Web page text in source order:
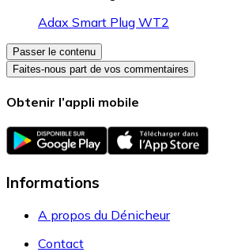
Adax Smart Plug WT2
Passer le contenu
Faites-nous part de vos commentaires
Obtenir l’appli mobile
Informations
A propos du Dénicheur
Contact